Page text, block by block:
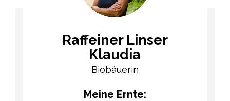
Raffeiner Linser
Klaudia
Biobäuerin
Meine Ernte: